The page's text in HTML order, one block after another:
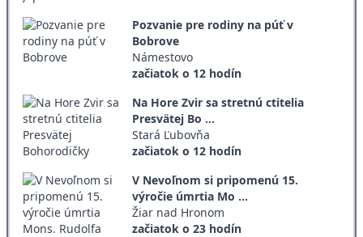
Pozvanie pre rodiny na púť v
Bobrove
Námestovo
začiatok o 12 hodín
Na Hore Zvir sa stretnú ctitelia
Presvätej Bo ...
Stará Ľubovňa
začiatok o 12 hodín
V Nevoľnom si pripomenú 15.
výročie úmrtia Mo ...
Žiar nad Hronom
začiatok o 23 hodín